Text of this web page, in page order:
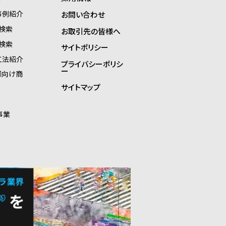
例紹介
索
索
法紹介
け商
業
お問い合わせ
お取引先の皆様へ
サイトポリシー
プライバシーポリシ
ー
サイトマップ